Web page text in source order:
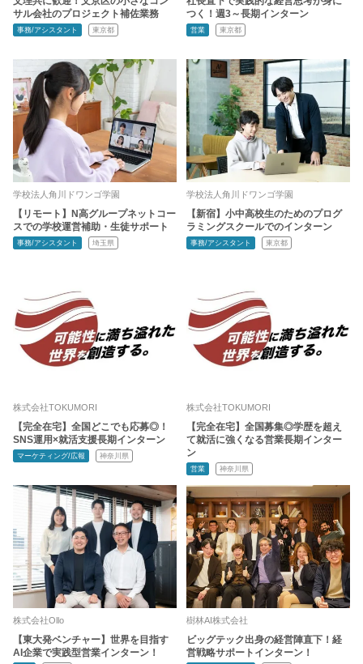
サル会社のプロジェクト補佐業務
事務/アシスタント 東京都
つく！週3～長期インターン
営業 東京都
学校法人角川ドワンゴ学園
【リモート】N高グループネットコー
スでの学校運営補助・生徒サポート
事務/アシスタント 埼玉県
学校法人角川ドワンゴ学園
【新宿】小中高校生のためのプログ
ラミングスクールでのインターン
事務/アシスタント 東京都
株式会社TOKUMORI
【完全在宅】全国どこでも応募◎！
SNS運用×就活支援長期インターン
マーケティング/広報 神奈川県
株式会社TOKUMORI
【完全在宅】全国募集◎学歴を超え
て就活に強くなる営業長期インター
ン
営業 神奈川県
株式会社Ollo
【東大発ベンチャー】世界を目指す
AI企業で実践型営業インターン！
樹林AI株式会社
ビッグテック出身の経営陣直下！経
営戦略サポートインターン！